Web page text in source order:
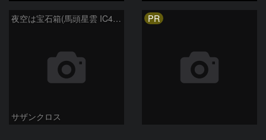
夜空は宝石箱(馬頭星雲 IC434) Seestar50
サザンクロス
PR